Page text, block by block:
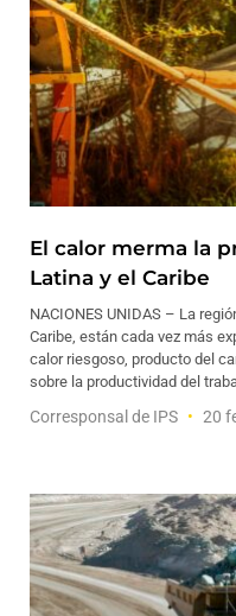
El calor merma la
Latina y el Caribe
NACIONES UNIDAS – La
Caribe, están cada vez más
calor riesgoso, producto del
sobre la productividad del
Corresponsal de IPS 20